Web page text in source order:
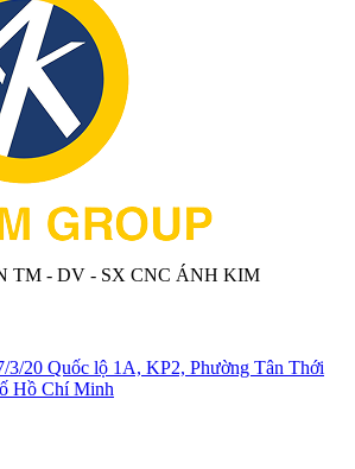
TM - DV - SX CNC ÁNH KIM
3/20 Quốc lộ 1A, KP2, Phường Tân Thới
Hồ Chí Minh